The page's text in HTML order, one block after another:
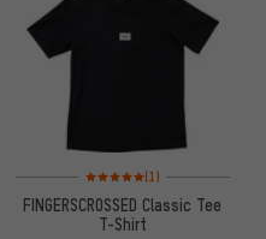
Bewertungen: 5 von 5
(1)
FINGERSCROSSED Classic Tee
T-Shirt